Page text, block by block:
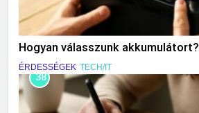
Hogyan válasszunk akkumulátort?
ÉRDESSÉGEK TECH/IT
38